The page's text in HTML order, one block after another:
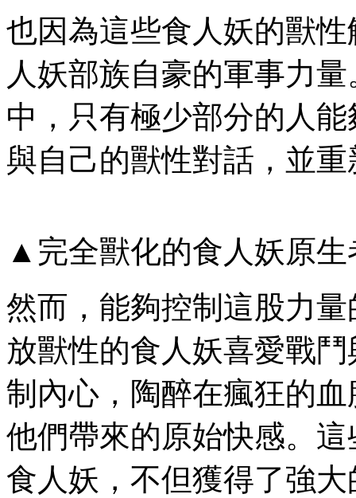
也因為這些食人妖的獸
人妖部族自豪的軍事力
中，只有極少部分的人
與自己的獸性對話，並
▲完全獸化的食人妖原生
然而，能夠控制這股力
放獸性的食人妖喜愛戰
制內心，陶醉在瘋狂的
他們帶來的原始快感。
食人妖，不但獲得了強